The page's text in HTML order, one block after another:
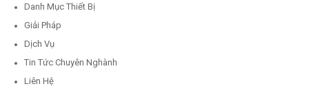
Danh Mục Thiết Bị
Giải Pháp
Dịch Vụ
Tin Tức Chuyên Nghành
Liên Hệ